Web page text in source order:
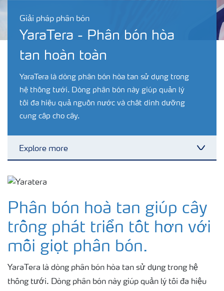
Giải pháp phân bón
YaraTera - Phân bón hòa
tan hoàn toàn
YaraTera là dòng phân bón hòa tan sử dụng trong
hệ thống tưới. Dòng phân bón này giúp quản lý
tối đa hiệu quả nguồn nước và chất dinh dưỡng
cung cấp cho cây.
Explore more
Lựa chọn phân bón
Sử dụng và an toàn về phân bón
Phân bón hoà tan giúp cây
trồng phát triển tốt hơn với
mỗi giọt phân bón.
YaraTera là dòng phân bón hòa tan sử dụng trong hệ
thống tưới. Dòng phân bón này giúp quản lý tối đa hiệu